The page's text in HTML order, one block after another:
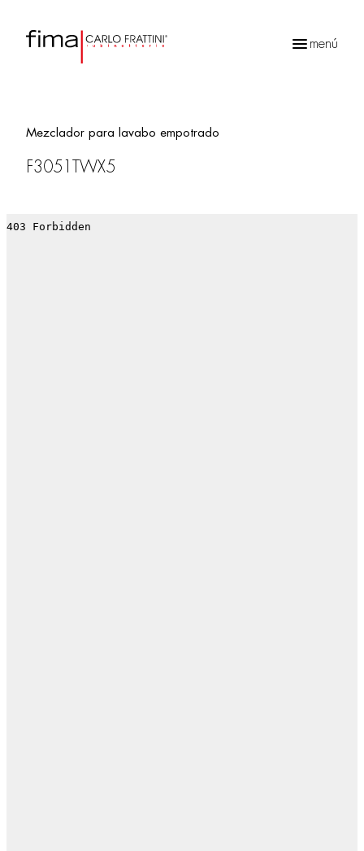
menú
Mezclador para lavabo empotrado
F3051TWX5